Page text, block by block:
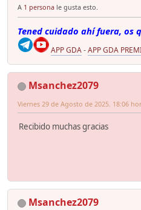
A 1 persona le gusta esto.
Tened cuidado ahí fuera, os
APP GDA-APP GDA
Msanchez2079
Viernes 29 de Agosto de 2025. 18:06
Recibido muchas gracias
Msanchez2079